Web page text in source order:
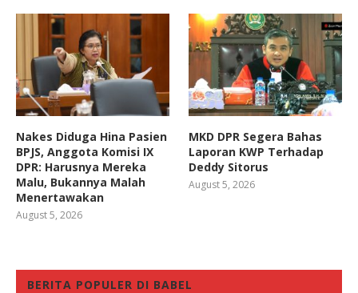
Nakes Diduga Hina Pasien
BPJS, Anggota Komisi IX
DPR: Harusnya Mereka
Malu, Bukannya Malah
Menertawakan
August 5, 2026
MKD DPR Segera Bahas
Laporan KWP Terhadap
Deddy Sitorus
August 5, 2026
BERITA POPULER DI BABEL